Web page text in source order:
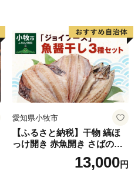
愛知県小牧市
【ふるさと納税】干物 縞ほ
っけ開き 赤魚開き さばの開
き 魚醤干し 3種 セット 詰め
合わせ 魚 おかず 肉厚 おいし
13,000円